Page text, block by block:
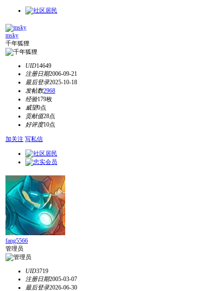
msky
千年狐狸
UID14649
注册日期2006-09-21
最后登录2025-10-18
发帖数2968
经验179枚
威望0点
贡献值28点
好评度10点
加关注 写私信
fang5566
管理员
UID3719
注册日期2005-03-07
最后登录2026-06-30